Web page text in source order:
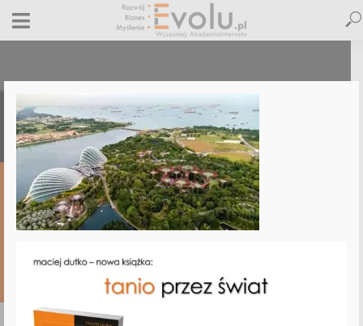
singapur-widok-z-marina-bay
11 maja 2025 Dodaj komentarz Maciej Dutko 1 minut czytania
KOMENTARZ